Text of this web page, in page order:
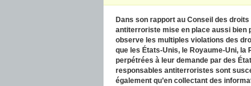
Dans son rapport au Conseil des
antiterroriste mise en place aussi bien
observe les multiples violations des
que les États-Unis, le Royaume-Uni, la
perpétrées à leur demande par des
responsables antiterroristes sont
également qu’en collectant des